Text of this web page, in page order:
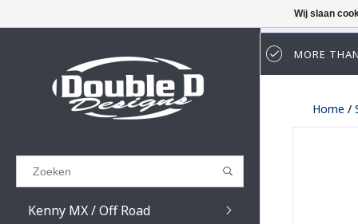
Results found (0)
GA TERUG
Kenny MX / Off Road
MORE
Home /
Wij slaan